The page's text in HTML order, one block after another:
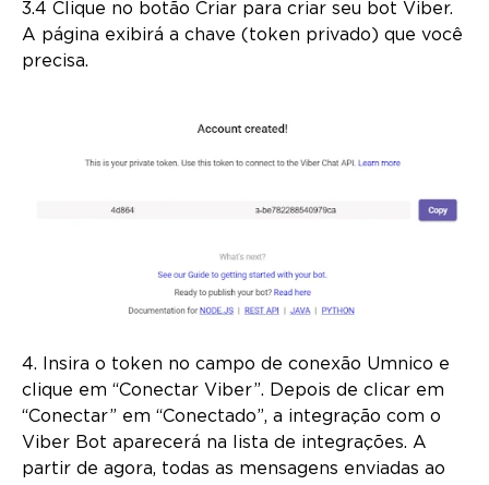
3.4 Clique no botão Criar para criar seu bot Viber.
A página exibirá a chave (token privado) que você
precisa.
4. Insira o token no campo de conexão Umnico e
clique em “Conectar Viber”. Depois de clicar em
“Conectar” em “Conectado”, a integração com o
Viber Bot aparecerá na lista de integrações. A
partir de agora, todas as mensagens enviadas ao